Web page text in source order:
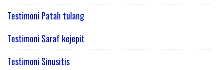
Testimoni Patah tulang
Testimoni Saraf kejepit
Testimoni Sinusitis